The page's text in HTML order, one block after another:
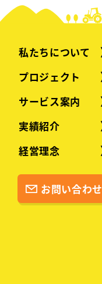
私たちについて
プロジェクト
サービス案内
実績紹介
経営理念
お問い合わせ